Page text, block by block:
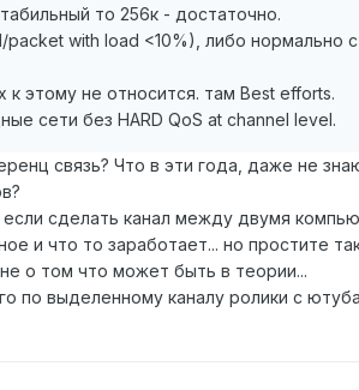
то 256к - достаточно.
packet with load <10%), либо нормально
этому не относится. там Best efforts.
сети без HARD QoS at channel level.
связь? Что в эти года, даже не
сделать канал между двумя
и что то заработает... но простите
о том что может быть в теории...
по выделенному каналу ролики с